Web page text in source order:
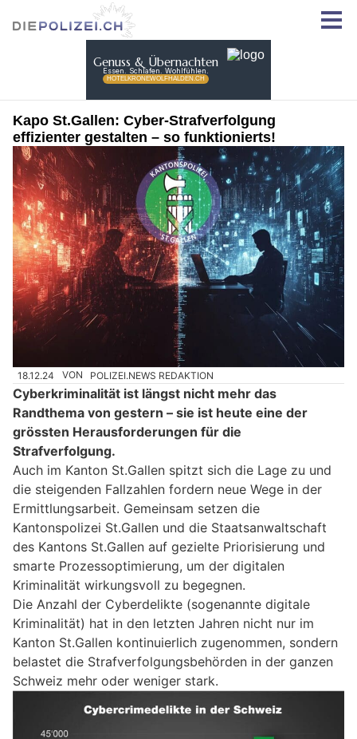
Kapo St.Gallen: Cyber-Strafverfolgung
effizienter gestalten – so funktionierts!
18.12.24 VON POLIZEI.NEWS REDAKTION
Cyberkriminalität ist längst nicht mehr das
Randthema von gestern – sie ist heute eine der
grössten Herausforderungen für die
Strafverfolgung.
Auch im Kanton St.Gallen spitzt sich die Lage zu und
die steigenden Fallzahlen fordern neue Wege in der
Ermittlungsarbeit. Gemeinsam setzen die
Kantonspolizei St.Gallen und die Staatsanwaltschaft
des Kantons St.Gallen auf gezielte Priorisierung und
smarte Prozessoptimierung, um der digitalen
Kriminalität wirkungsvoll zu begegnen.
Die Anzahl der Cyberdelikte (sogenannte digitale
Kriminalität) hat in den letzten Jahren nicht nur im
Kanton St.Gallen kontinuierlich zugenommen, sondern
belastet die Strafverfolgungsbehörden in der ganzen
Schweiz mehr oder weniger stark.